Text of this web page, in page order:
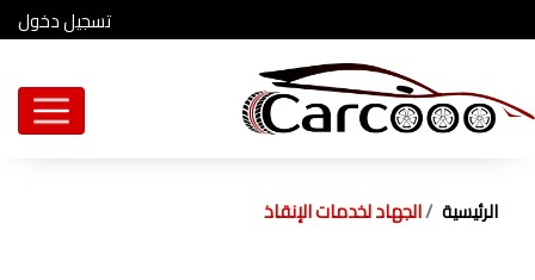
تسجيل دخول
الرئيسية الجهاد لخدمات الإنقاذ